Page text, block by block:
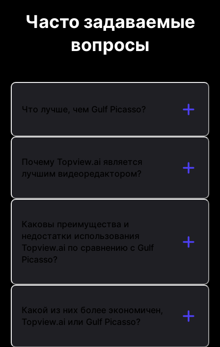
Часто задаваемые
вопросы
Что лучше, чем Gulf Picasso?
Почему Topview.ai является
лучшим видеоредактором?
Каковы преимущества и
недостатки использования
Topview.ai по сравнению с Gulf
Picasso?
Какой из них более экономичен,
Topview.ai или Gulf Picasso?